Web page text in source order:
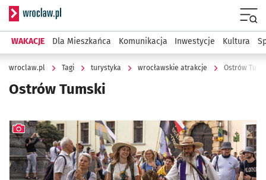
Serwis informacyjny wroclaw.pl
WAKACJE Dla Mieszkańca Komunikacja Inwestycje Kultura
wroclaw.pl Tagi turystyka wrocławskie atrakcje Ostrów
Ostrów Tumski